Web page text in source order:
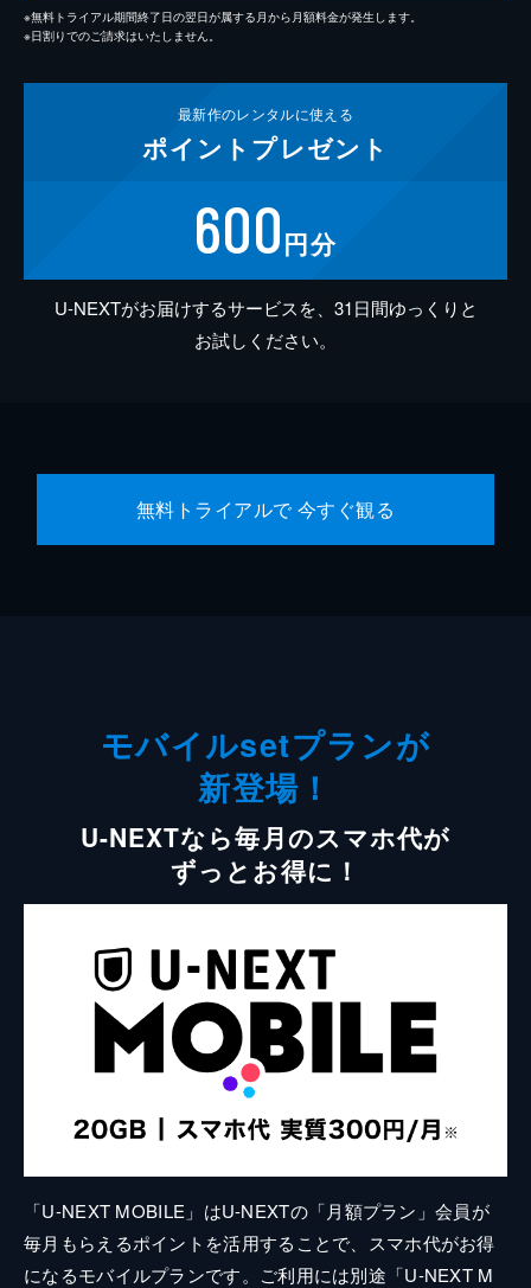
※無料トライアル期間終了日の翌日が属する月から月額料金が発生します。
※日割りでのご請求はいたしません。
最新作のレンタルに使える
ポイント プレゼント
600円分
U-NEXTがお届けするサービスを、31日間ゆっくりと
お試しください。
無料トライアルで 今すぐ観る
モバイルsetプランが
新登場！
U-NEXTなら毎月のスマホ代が
ずっとお得に！
「U-NEXT MOBILE」はU-NEXTの「月額プラン」会員が
毎月もらえるポイントを活用することで、スマホ代がお得
になるモバイルプランです。ご利用には別途「U-NEXT M